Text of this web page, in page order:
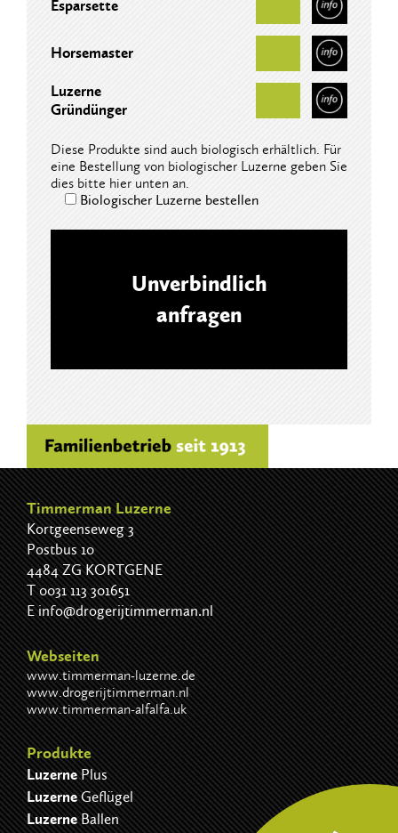
Esparsette
Horsemaster
Luzerne
Gründünger
Diese Produkte sind auch biologisch erhältlich. Für
eine Bestellung von biologischer Luzerne geben Sie
dies bitte hier unten an.
Biologischer Luzerne bestellen
Unverbindlich
anfragen
Timmerman Luzerne
Kortgeenseweg 3
Postbus 10
4484 ZG KORTGENE
T0031 113 301651
Einfo@drogerijtimmerman.nl
Webseiten
www.timmerman-luzerne.de
www.drogerijtimmerman.nl
www.timmerman-alfalfa.uk
Produkte
LuzernePlus
LuzerneGeflügel
LuzerneBallen